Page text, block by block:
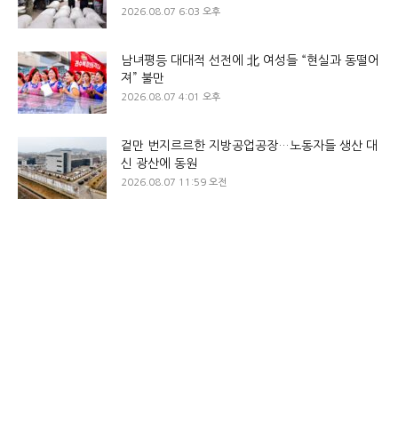
2026.08.07 6:03 오후
남녀평등 대대적 선전에 北 여성들 “현실과 동떨어
져” 불만
2026.08.07 4:01 오후
겉만 번지르르한 지방공업공장…노동자들 생산 대
신 광산에 동원
2026.08.07 11:59 오전